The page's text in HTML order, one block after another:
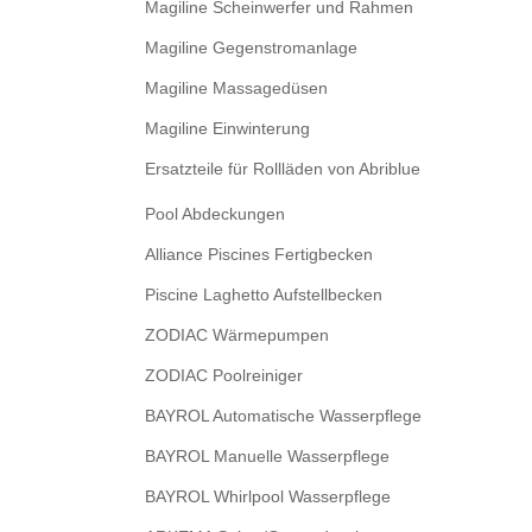
Magiline Scheinwerfer und Rahmen
Magiline Gegenstromanlage
Magiline Massagedüsen
Magiline Einwinterung
Ersatzteile für Rollläden von Abriblue
Pool Abdeckungen
Alliance Piscines Fertigbecken
Piscine Laghetto Aufstellbecken
ZODIAC Wärmepumpen
ZODIAC Poolreiniger
BAYROL Automatische Wasserpflege
BAYROL Manuelle Wasserpflege
BAYROL Whirlpool Wasserpflege